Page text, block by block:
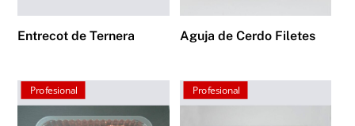
Entrecot de Ternera Aguja de Cerdo Filetes
Profesional Profesional